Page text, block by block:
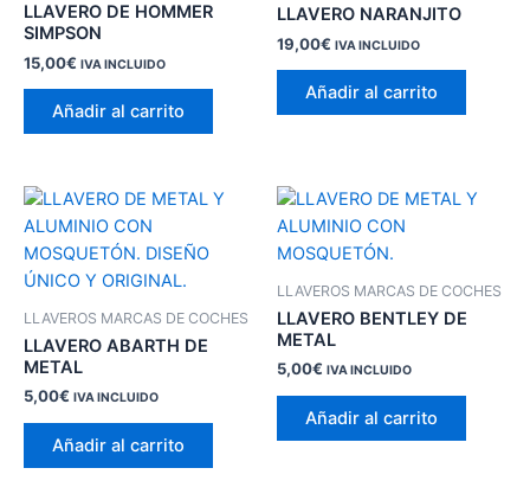
LLAVERO DE HOMMER
SIMPSON
15,00€ IVA INCLUIDO
Añadir al carrito
LLAVERO NARANJITO
19,00€ IVA INCLUIDO
Añadir al carrito
LLAVEROS MARCAS DE COCHES
LLAVERO ABARTH DE
METAL
5,00€ IVA INCLUIDO
Añadir al carrito
LLAVEROS MARCAS DE COCHES
LLAVERO BENTLEY DE
METAL
5,00€ IVA INCLUIDO
Añadir al carrito